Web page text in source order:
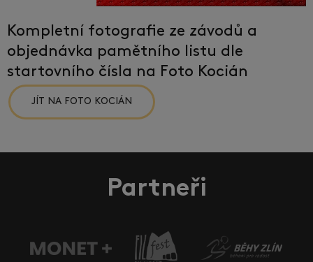
Kompletní fotografie ze závodů a
objednávka pamětního listu dle
startovního čísla na Foto Kocián
JÍT NA FOTO KOCIÁN
Partneři